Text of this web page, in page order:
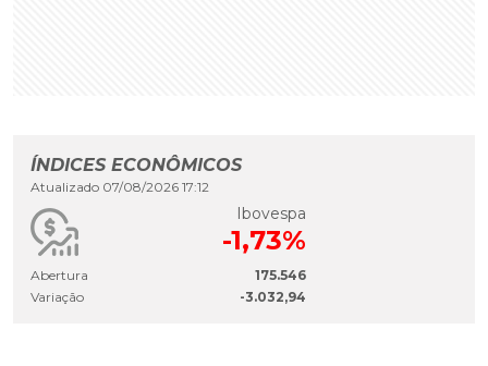
ÍNDICES ECONÔMICOS
Atualizado 07/08/2026 17:12
Ibovespa
-1,73%
Abertura
175.546
Variação
-3.032,94